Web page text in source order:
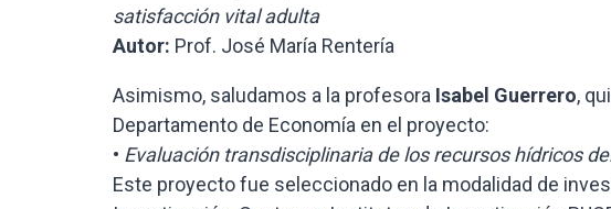
satisfacción vital adulta
Autor: Prof. José María Rentería
Asimismo, saludamos a la profesora Isabel Guerrero,
Departamento de Economía en el proyecto:
• Evaluación transdisciplinaria de los recursos hídricos
Este proyecto fue seleccionado en la modalidad de